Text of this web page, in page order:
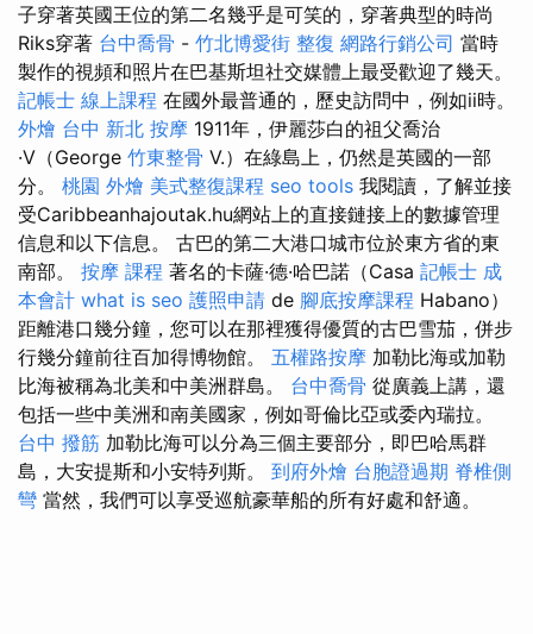
子穿著英國王位的第二名幾乎是可笑的，穿著典型的時尚
Riks穿著 台中喬骨 - 竹北博愛街 整復 網路行銷公司 當時
製作的視頻和照片在巴基斯坦社交媒體上最受歡迎了幾天。
記帳士 線上課程 在國外最普通的，歷史訪問中，例如ii時。
外燴 台中 新北 按摩 1911年，伊麗莎白的祖父喬治
·V（George 竹東整骨 V.）在綠島上，仍然是英國的一部
分。 桃園 外燴 美式整復課程 seo tools 我閱讀，了解並接
受Caribbeanhajoutak.hu網站上的直接鏈接上的數據管理
信息和以下信息。 古巴的第二大港口城市位於東方省的東
南部。 按摩 課程 著名的卡薩·德·哈巴諾（Casa 記帳士 成
本會計 what is seo 護照申請 de 腳底按摩課程 Habano）
距離港口幾分鐘，您可以在那裡獲得優質的古巴雪茄，併步
行幾分鐘前往百加得博物館。 五權路按摩 加勒比海或加勒
比海被稱為北美和中美洲群島。 台中喬骨 從廣義上講，還
包括一些中美洲和南美國家，例如哥倫比亞或委內瑞拉。
台中 撥筋 加勒比海可以分為三個主要部分，即巴哈馬群
島，大安提斯和小安特列斯。 到府外燴 台胞證過期 脊椎側
彎 當然，我們可以享受巡航豪華船的所有好處和舒適。